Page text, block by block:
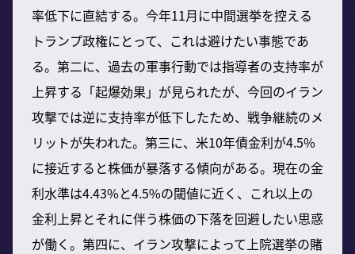
率低下に直結する。今年11月に中間選挙を控える
トランプ政権にとって、これは避けたい事態であ
る。第二に、過去の軍事行動では指導者の支持率が
上昇する「起爆効果」が見られたが、今回のイラン
攻撃では逆に支持率が低下したため、戦争継続のメ
リットが失われた。第三に、米10年債金利が4.5%
に接近すると株価が暴落する傾向がある。現在の金
利水準は4.43%と4.5%の閾値に近く、これ以上の
金利上昇とそれに伴う株価の下落を回避したい思惑
が働く。第四に、イラン攻撃によって上院選挙の賭